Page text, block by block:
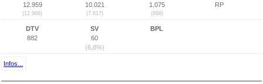
12.959
(12.968)
10.021
(7.617)
1.075
(898)
RP
DTV
882
SV
60
(6,8%)
BPL
Infos...